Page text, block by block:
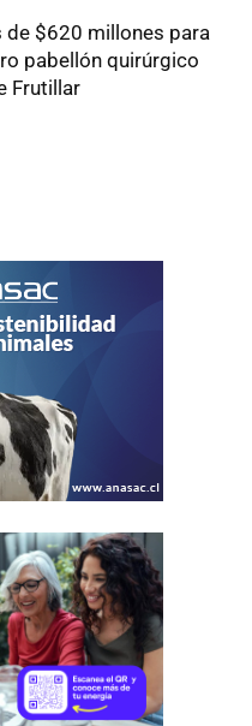
de $620 millones para
pabellón quirúrgico
Frutillar